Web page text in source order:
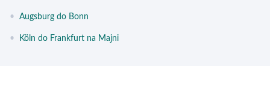
• Augsburg do Bonn
• Köln do Frankfurt na Majni